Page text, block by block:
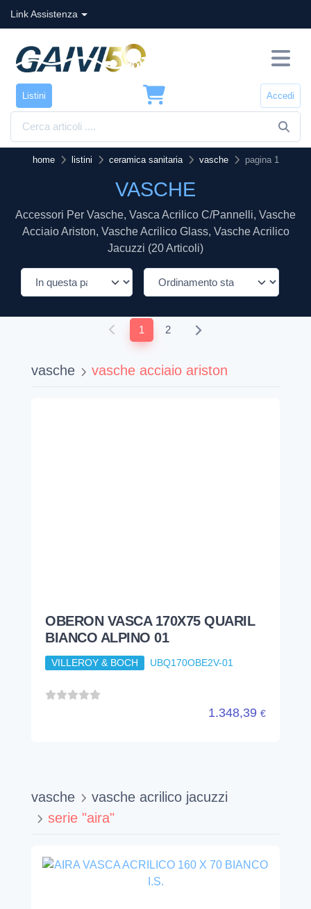
Link Assistenza
Listini Accedi
home listini ceramica sanitaria vasche pagina 1
VASCHE
Accessori Per Vasche, Vasca Acrilico C/pannelli, Vasche
Acciaio Ariston, Vasche Acrilico Glass, Vasche Acrilico
Jacuzzi (20 Articoli)
1 2
vasche vasche acciaio ariston
OBERON VASCA 170X75 QUARIL
BIANCO ALPINO 01
VILLEROY & BOCH UBQ170OBE2V-01
1.348,39 €
vasche
vasche acrilico jacuzzi
serie "aira"